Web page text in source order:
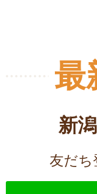
最
新
友だち